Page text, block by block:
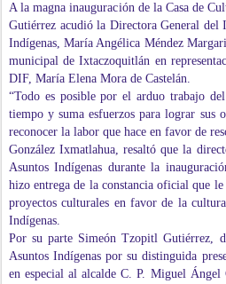
A la magna inauguración de la Casa de
Gutiérrez acudió la Directora General del
Indígenas, María Angélica Méndez
municipal de Ixtaczoquitlán en
DIF, María Elena Mora de Castelán.
“Todo es posible por el arduo trabajo
tiempo y suma esfuerzos para lograr sus
reconocer la labor que hace en favor de
González Ixmatlahua, resaltó que la
Asuntos Indígenas durante la
hizo entrega de la constancia oficial que
proyectos culturales en favor de la
Indígenas.
Por su parte Simeón Tzopitl Gutiérrez,
Asuntos Indígenas por su distinguida
en especial al alcalde C. P. Miguel